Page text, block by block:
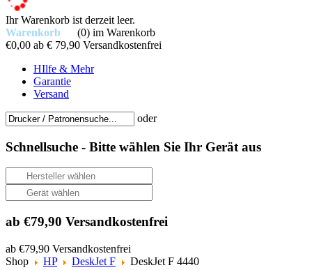
Ihr Warenkorb ist derzeit leer.
Warenkorb
(0) im Warenkorb
€0,00 ab € 79,90 Versandkostenfrei
HIlfe & Mehr
Garantie
Versand
oder
Schnellsuche - Bitte wählen Sie Ihr Gerät aus
ab €79,90 Versandkostenfrei
ab €79,90 Versandkostenfrei
Shop
HP DeskJet F DeskJet F 4440